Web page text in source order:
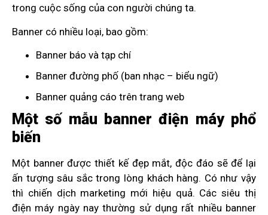
trong cuộc sống của con người chúng ta.
Banner có nhiều loại, bao gồm:
Banner báo và tạp chí
Banner đường phố (ban nhạc – biểu ngữ)
Banner quảng cáo trên trang web
Một số mẫu banner điện máy phổ
biến
Một banner được thiết kế đẹp mắt, độc đáo sẽ để lại
ấn tượng sâu sắc trong lòng khách hàng. Có như vậy
thì chiến dịch marketing mới hiệu quả. Các siêu thị
điện máy ngày nay thường sử dụng rất nhiều banner